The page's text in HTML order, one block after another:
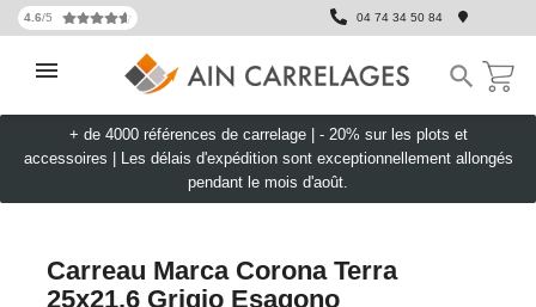
4.6/5 04 74 34 50 84

+ de 4000 références de carrelage | - 20% sur les plots et
accessoires
Les délais d'expédition sont exceptionnellement allongés
pendant le mois d'août.
Carreau Marca Corona Terra
25x21.6 Grigio Esagono